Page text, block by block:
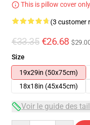
This is pillow cover
(3 customer
€33.35 €26.68
Size
19x29in (50x75cm)
18x18in (45x45cm)
Voir le guide des